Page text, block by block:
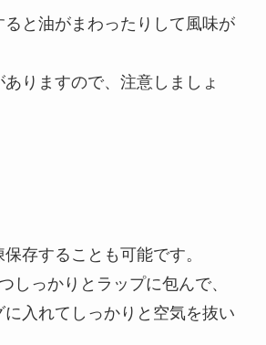
ると油がまわったりして風味が
りますので、注意しましょ
存することも可能です。
しっかりとラップに包んで、
に入れてしっかりと空気を抜い